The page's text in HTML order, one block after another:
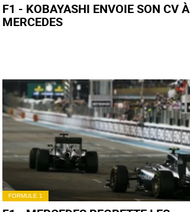
F1 - KOBAYASHI ENVOIE SON CV À
MERCEDES
FORMULE 1